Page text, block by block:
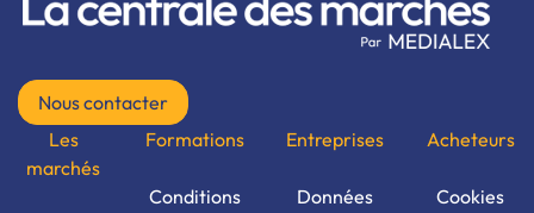
Nous contacter
Les
marchés
Formations
Conditions
Entreprises
Données
Acheteurs
Cookies